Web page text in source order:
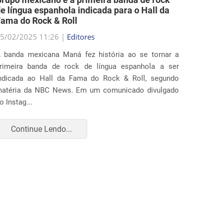
língua espanhola indicada para o Hall da
do Rock & Roll
02/2025 11:26 | Editores
banda mexicana Maná fez história ao se tornar a
banda de rock de língua espanhola a ser
ao Hall da Fama do Rock & Roll, segundo
da NBC News. Em um comunicado divulgado
Instag...
Continue Lendo...